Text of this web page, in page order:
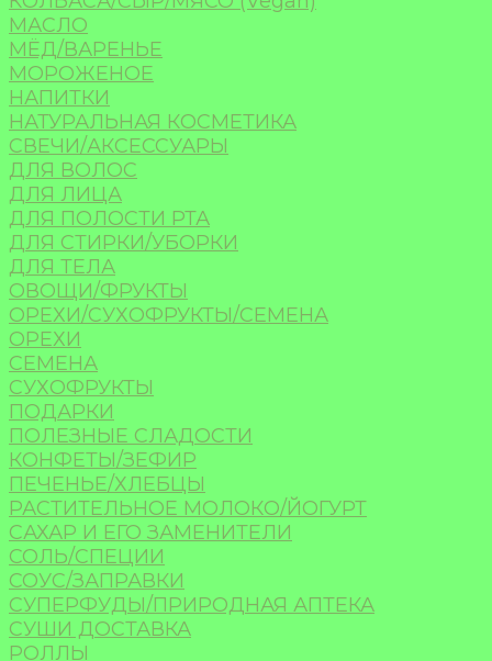
МАСЛО
МЁД/ВАРЕНЬЕ
МОРОЖЕНОЕ
НАПИТКИ
НАТУРАЛЬНАЯ КОСМЕТИКА
СВЕЧИ/АКСЕССУАРЫ
ДЛЯ ВОЛОС
ДЛЯ ЛИЦА
ДЛЯ ПОЛОСТИ РТА
ДЛЯ СТИРКИ/УБОРКИ
ДЛЯ ТЕЛА
ОВОЩИ/ФРУКТЫ
ОРЕХИ/СУХОФРУКТЫ/СЕМЕНА
ОРЕХИ
СЕМЕНА
СУХОФРУКТЫ
ПОДАРКИ
ПОЛЕЗНЫЕ СЛАДОСТИ
КОНФЕТЫ/ЗЕФИР
ПЕЧЕНЬЕ/ХЛЕБЦЫ
РАСТИТЕЛЬНОЕ МОЛОКО/ЙОГУРТ
САХАР И ЕГО ЗАМЕНИТЕЛИ
СОЛЬ/СПЕЦИИ
СОУС/ЗАПРАВКИ
СУПЕРФУДЫ/ПРИРОДНАЯ АПТЕКА
СУШИ ДОСТАВКА
РОЛЛЫ